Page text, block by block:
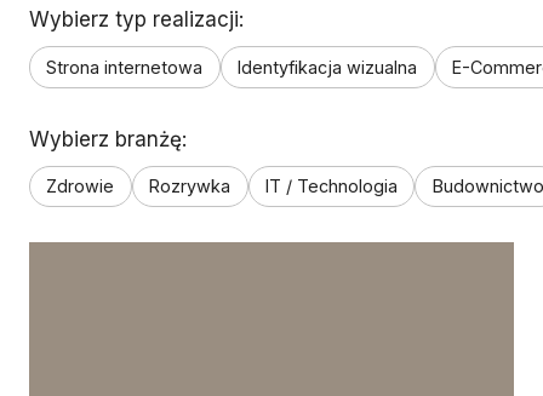
Wybierz typ realizacji:
Strona internetowa Identyfikacja wizualna E-
Wybierz branżę:
Zdrowie Rozrywka IT / Technologia Budownictwo